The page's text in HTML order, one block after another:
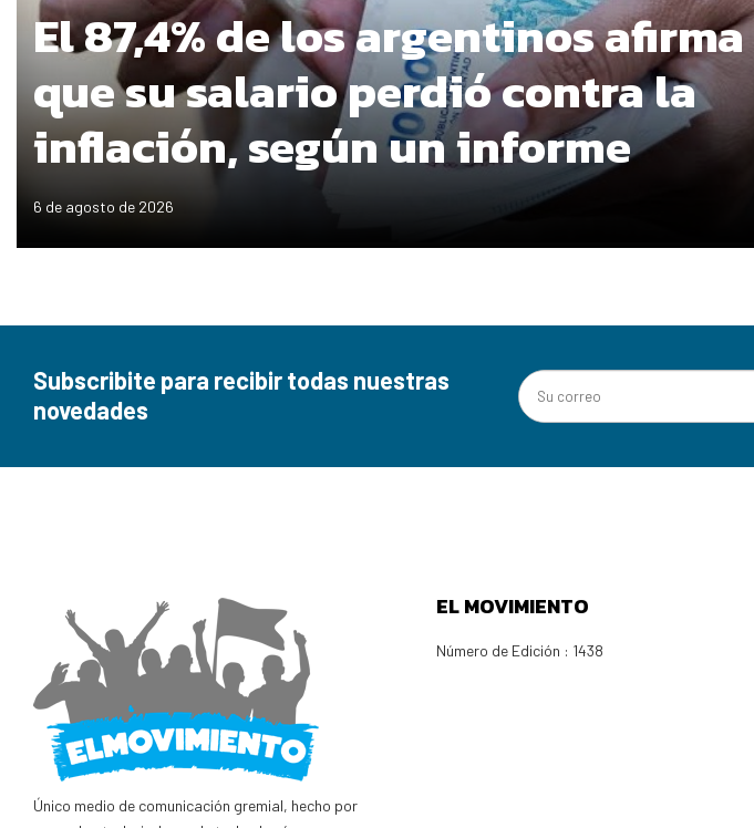
El 87,4% de los argentinos afirma
que su salario perdió contra la
inflación, según un informe
6 de agosto de 2026
Subscribite para recibir todas nuestras
novedades
Único medio de comunicación gremial, hecho por
EL MOVIMIENTO
Número de Edición : 1438